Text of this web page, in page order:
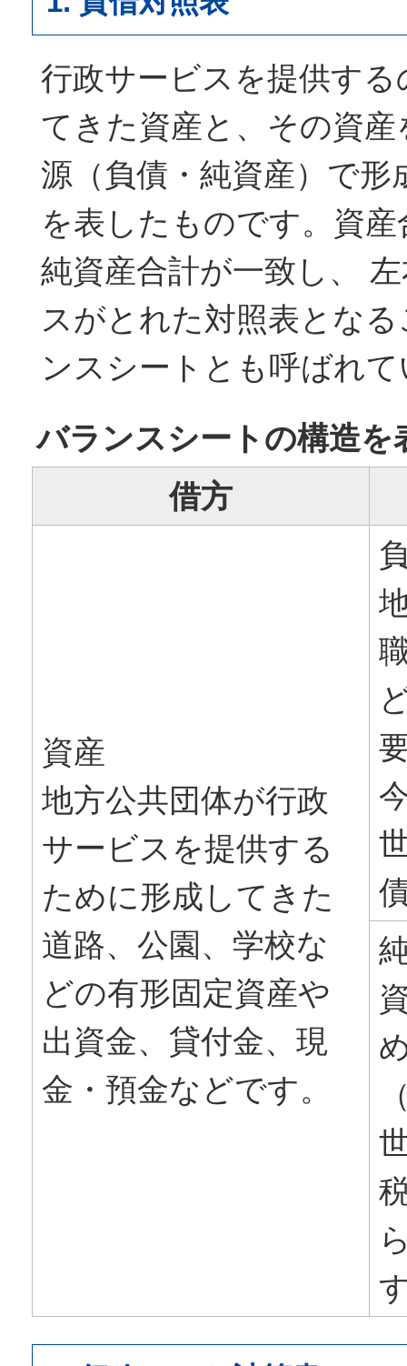
行政サービスを提供す
てきた資産と、その資
源（負債・純資産）で形
を表したものです。資
純資産合計が一致し、
スがとれた対照表とな
ンスシートとも呼ばれ
バランスシートの構造を
借方
資産
地方公共団体が行政
サービスを提供する
ために形成してきた
道路、公園、学校な
どの有形固定資産や
出資金、貸付金、現
金・預金などです。